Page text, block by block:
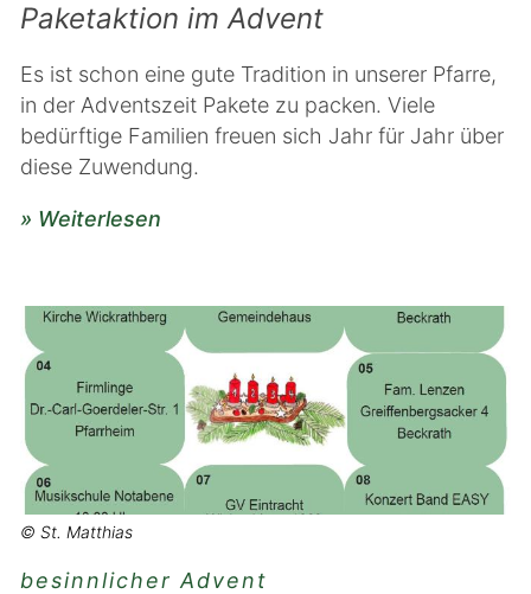
Paketaktion im Advent
Es ist schon eine gute Tradition in unserer Pfarre,
in der Adventszeit Pakete zu packen. Viele
bedürftige Familien freuen sich Jahr für Jahr über
diese Zuwendung.
» Weiterlesen
© St. Matthias
besinnlicher Advent